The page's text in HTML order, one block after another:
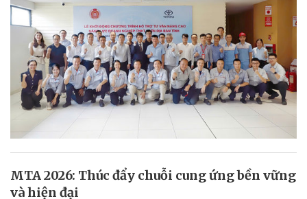
MTA 2026: Thúc đẩy chuỗi cung ứng bền vững
và hiện đại